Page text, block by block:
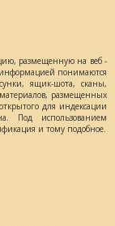
размещенную на веб -
информацией понимаются
ящик-шота, сканы,
размещенных
для индексации
Под использованием
и тому подобное.